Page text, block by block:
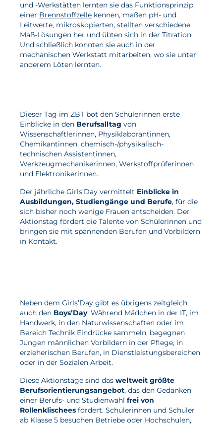
Brennstoffzellen
Wasserstoff
Elektrolyse
Leistungen
Mess- und Prüfverfahren
Beratung und Studien
Modellierung & Simulation
Offene Stellen
Weiterentwicklung
Vorteile für Mitarbeiter:innen
Veranstaltungen
Publikationen
Awards und Auszeichnungen
Für die Presse
und -Werkstätten lernten sie das Funktionsprinzip
einer Brennstoffzelle kennen, maßen pH- und
Leitwerte, mikroskopierten, stellten verschiedene
Maß-Lösungen her und übten sich in der Titration.
Und schließlich konnten sie auch in der
mechanischen Werkstatt mitarbeiten, wo sie unter
anderem Löten lernten.
Dieser Tag im ZBT bot den Schülerinnen erste
Einblicke in den Berufsalltag von
Wissenschaftlerinnen, Physiklaborantinnen,
Chemikantinnen, chemisch-/physikalisch-
technischen Assistentinnen,
Werkzeugmechanikerinnen, Werkstoffprüferinnen
und Elektronikerinnen.
Der jährliche Girls’Day vermittelt Einblicke in
Ausbildungen, Studiengänge und Berufe, für die
sich bisher noch wenige Frauen entscheiden. Der
Aktionstag fördert die Talente von Schülerinnen und
bringen sie mit spannenden Berufen und Vorbildern
in Kontakt.
Neben dem Girls’Day gibt es übrigens zeitgleich
auch den Boys’Day. Während Mädchen in der IT, im
Handwerk, in den Naturwissenschaften oder im
Bereich Technik Eindrücke sammeln, begegnen
Jungen männlichen Vorbildern in der Pflege, in
erzieherischen Berufen, in Dienstleistungsbereichen
oder in der Sozialen Arbeit.
Diese Aktionstage sind das weltweit größte
Berufsorientierungsangebot, das den Gedanken
einer Berufs- und Studienwahl frei von
Rollenklischees fördert. Schülerinnen und Schüler
ab Klasse 5 besuchen Betriebe oder Hochschulen,